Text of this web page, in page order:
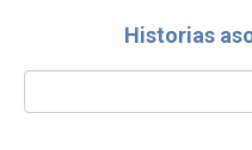
Historias
Search: